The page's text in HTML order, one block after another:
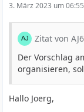
3. März 2023 um 06:55
Zitat von
Der Vorschlag
organisieren,
Hallo Joerg,